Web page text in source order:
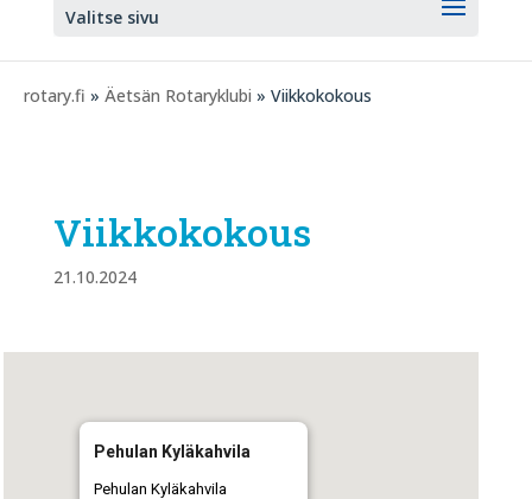
Valitse sivu
rotary.fi » Äetsän Rotaryklubi » Viikkokokous
Viikkokokous
21.10.2024
Pehulan Kyläkahvila
Pehulan Kyläkahvila